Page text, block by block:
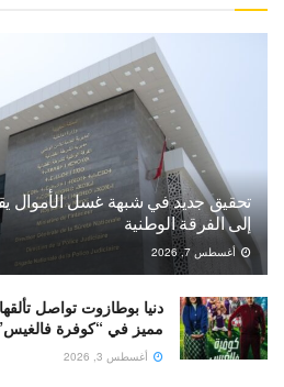
تحقيق جديد في شبهة غسل الأموال
إلى الفرقة الوطنية
أغسطس 7, 2026
دنيا بوطازوت تواصل
مميز في “كوفرة
أغسطس 3, 2026